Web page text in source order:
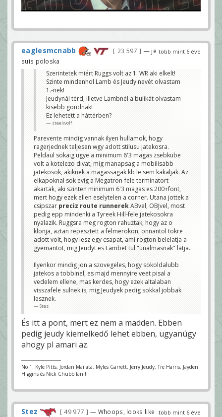
több mint 6 éve
eaglesmcnabb 23 597
— je
suis poloska
Szerintetek miért Ruggs volt az 1. WR aki elkelt!
Szinte mindenhol Lamb és Jeudy nevét olvastam
1.-nek!
Jeudynál térd, illetve Lambnél a bulikát olvastam
kisebb gondnak!
Ez lehetett a háttérben?
steelwolf
Parevente mindig vannak ilyen hullamok, hogy
ragerjednek teljesen wgy adott stilusu jatekosra.
Peldaul sokaig ugye a minimum 6'3 magas zsebkube
volt a kotelezo divat, mig manapsag a mobilisabb
jatekosok, akiknek a magassagak kb le sem kakaljak. Az
elkapoknal sok evig a Megatron-fele terminatort
akartak, aki szinten minimum 6'3 magas es 200+font,
mert hogy ezek ellen eselytelen a corner. Utana jottek a
csipszar preciz route runnerekABvel, OBJvel, most
pedig epp mindenki a Tyreek Hill-fele jatekosokra
nyalazik. Ruggsra meg rogton rahuztak, hogy az o
klonja, aztan repesztett a felmerokon, onnantol tokre
adott volt, hogy lesz egy csapat, ami rogton belelatja a
gyemantot, mig Jeudyt es Lambet tul "unalmasnak" latja.
Ilyenkor mindig jon a szovegeles, hogy sokoldalubb
jatekos a tobbinel, es majd mennyire veet pisal a
vedelem ellene, mas kerdes, hogy ezek altalaban
visszafele sulnek is, mig Jeudyek pedig sokkal jobbak
lesznek.
Stez
És itt a pont, mert ez nem a madden. Ebben
pedig jeudy kiemelkedő lehet ebben, ugyanúgy
ahogy pl amari az.
No 1. Kyle Pitts, Jordan Mailata, Myles Garrett, Jerry Jeudy, Tre Harris, Jayden
Higgins és Nick Chubb fan!!!
több mint 6 éve
Stez 49 977
— Whoops, looks like